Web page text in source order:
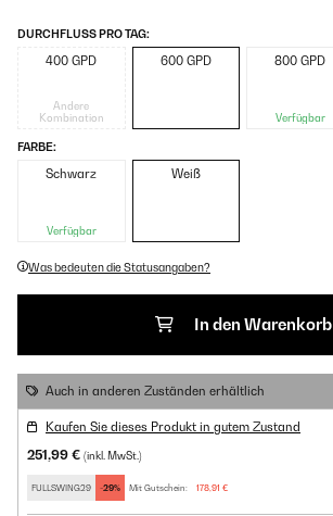
DURCHFLUSS PRO TAG:
400 GPD
Andere
Kombination
600 GPD 800 GPD
Verfügbar
FARBE:
Schwarz
Verfügbar
Weiß
Was bedeuten die Statusangaben?
In den Warenkorb
Auch in anderen Zuständen erhältlich
Kaufen Sie dieses Produkt in gutem Zustand
251,99 € (inkl. MwSt.)
FULLSWING29 -29% Mit Gutschein: 178,91 €